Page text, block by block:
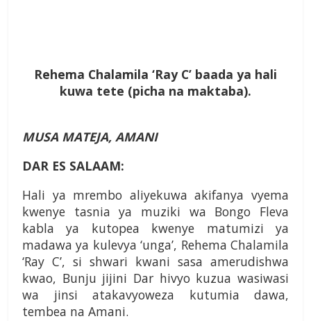
Rehema Chalamila ‘Ray C’ baada ya hali
kuwa tete (picha na maktaba).
MUSA MATEJA, AMANI
DAR ES SALAAM:
Hali ya mrembo aliyekuwa akifanya vyema
kwenye tasnia ya muziki wa Bongo Fleva
kabla ya kutopea kwenye matumizi ya
madawa ya kulevya ‘unga’, Rehema Chalamila
‘Ray C’, si shwari kwani sasa amerudishwa
kwao, Bunju jijini Dar hivyo kuzua wasiwasi
wa jinsi atakavyoweza kutumia dawa,
tembea na Amani.